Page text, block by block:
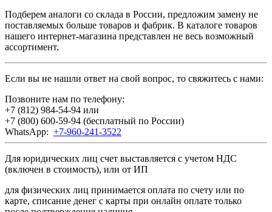
Подберем аналоги со склада в России, предложим замену не
поставляемых больше товаров и фабрик. В каталоге товаров
нашего интернет-магазина представлен не весь возможный
ассортимент.
Если вы не нашли ответ на свой вопрос, то свяжитесь с нами:
Позвоните нам по телефону:
+7 (812) 984-54-94 или
+7 (800) 600-59-94 (бесплатный по России)
WhatsApp: +7-960-241-3522
Для юридических лиц счет выставляется с учетом НДС
(включен в стоимость), или от ИП
для физических лиц принимается оплата по счету или по
карте, списание денег с карты при онлайн оплате только